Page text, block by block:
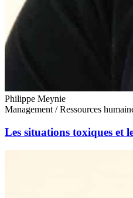
Philippe Meynie
Management / Ressources
Les situations toxiques et